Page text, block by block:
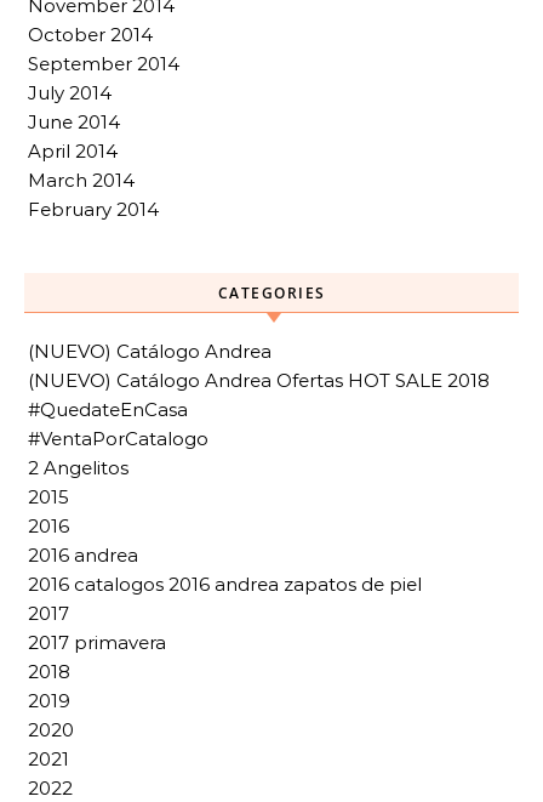
November 2014
October 2014
September 2014
July 2014
June 2014
April 2014
March 2014
February 2014
CATEGORIES
(NUEVO) Catálogo Andrea
(NUEVO) Catálogo Andrea Ofertas HOT SALE 2018
#QuedateEnCasa
#VentaPorCatalogo
2 Angelitos
2015
2016
2016 andrea
2016 catalogos 2016 andrea zapatos de piel
2017
2017 primavera
2018
2019
2020
2021
2022